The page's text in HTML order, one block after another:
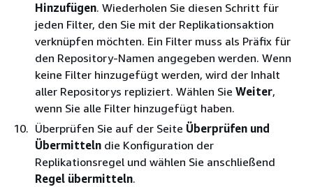
Hinzufügen. Wiederholen Sie diesen Schritt für
jeden Filter, den Sie mit der Replikationsaktion
verknüpfen möchten. Ein Filter muss als Präfix für
den Repository-Namen angegeben werden. Wenn
keine Filter hinzugefügt werden, wird der Inhalt
aller Repositorys repliziert. Wählen Sie Weiter,
wenn Sie alle Filter hinzugefügt haben.
Überprüfen Sie auf der Seite Überprüfen und
Übermitteln die Konfiguration der
Replikationsregel und wählen Sie anschließend
Regel übermitteln.